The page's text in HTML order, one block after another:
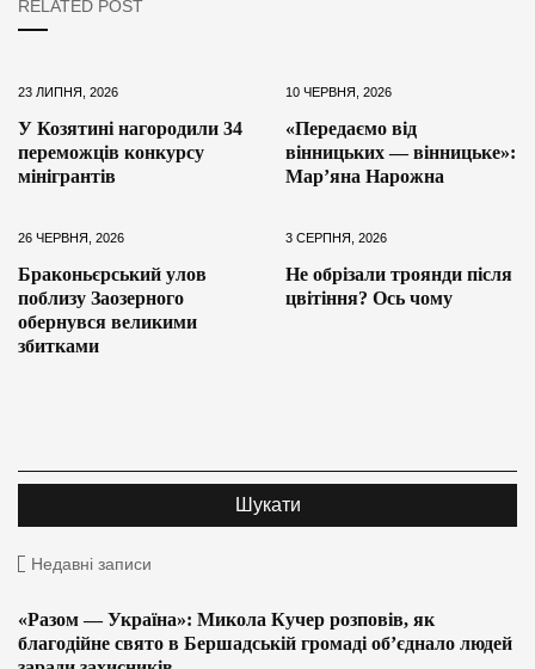
RELATED POST
23 ЛИПНЯ, 2026
У Козятині нагородили 34
переможців конкурсу
мінігрантів
10 ЧЕРВНЯ, 2026
«Передаємо від
вінницьких — вінницьке»:
Мар’яна Нарожна
26 ЧЕРВНЯ, 2026
Браконьєрський улов
поблизу Заозерного
обернувся великими
збитками
3 СЕРПНЯ, 2026
Не обрізали троянди після
цвітіння? Ось чому
Недавні записи
«Разом — Україна»: Микола Кучер розповів, як
благодійне свято в Бершадській громаді об’єднало людей